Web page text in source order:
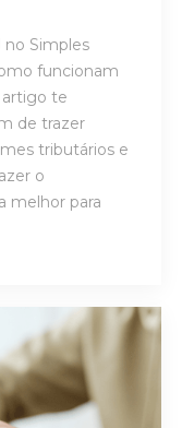
no Simples
funcionam
te
de trazer
tributários e
o
melhor para